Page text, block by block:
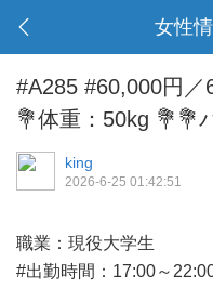
女性
#A285 #60,000円
💐体重：50kg 💐💐
king
2026-6-25 01:42:51
職業：現役大学生
#出勤時間：17:00～